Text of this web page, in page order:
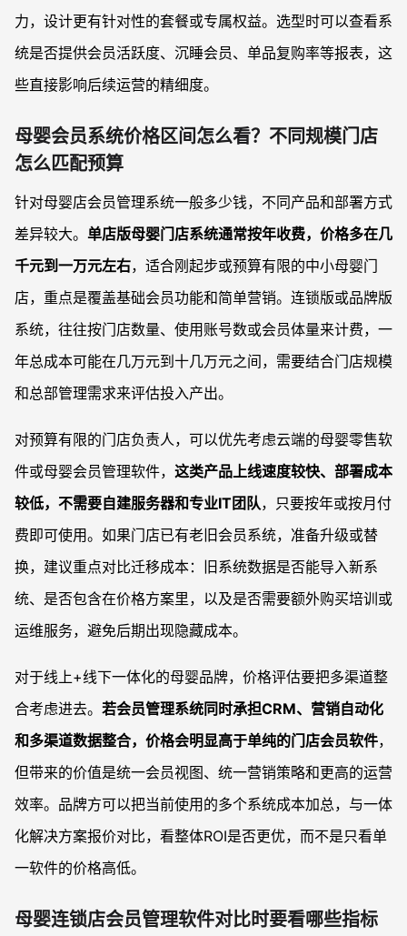
力，设计更有针对性的套餐或专属权益。选型时可以查看系
统是否提供会员活跃度、沉睡会员、单品复购率等报表，这
些直接影响后续运营的精细度。
母婴会员系统价格区间怎么看？不同规模门店
怎么匹配预算
针对母婴店会员管理系统一般多少钱，不同产品和部署方式
差异较大。 单店版母婴门店系统通常按年收费，价格多在几
千元到一万元左右，适合刚起步或预算有限的中小母婴门
店，重点是覆盖基础会员功能和简单营销。连锁版或品牌版
系统，往往按门店数量、使用账号数或会员体量来计费，一
年总成本可能在几万元到十几万元之间，需要结合门店规模
和总部管理需求来评估投入产出。
对预算有限的门店负责人，可以优先考虑云端的母婴零售软
件或母婴会员管理软件， 这类产品上线速度较快、部署成本
较低，不需要自建服务器和专业IT团队，只要按年或按月付
费即可使用。如果门店已有老旧会员系统，准备升级或替
换，建议重点对比迁移成本：旧系统数据是否能导入新系
统、是否包含在价格方案里，以及是否需要额外购买培训或
运维服务，避免后期出现隐藏成本。
对于线上+线下一体化的母婴品牌，价格评估要把多渠道整
合考虑进去。 若会员管理系统同时承担CRM、营销自动化
和多渠道数据整合，价格会明显高于单纯的门店会员软件，
但带来的价值是统一会员视图、统一营销策略和更高的运营
效率。品牌方可以把当前使用的多个系统成本加总，与一体
化解决方案报价对比，看整体ROI是否更优，而不是只看单
一软件的价格高低。
母婴连锁店会员管理软件对比时要看哪些指标